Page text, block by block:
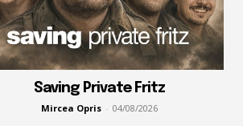
Saving Private Fritz
Mircea Opris - 04/08/2026